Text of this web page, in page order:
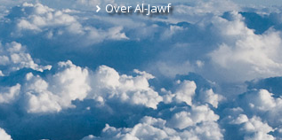
Over Al-Jawf